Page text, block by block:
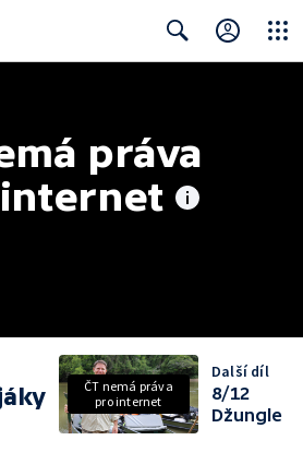
práva
internet
ČT nemá práva
pro internet
Další díl
8/12
Džungle